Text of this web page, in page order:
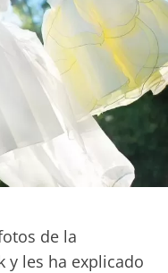
de la
y les ha explicado